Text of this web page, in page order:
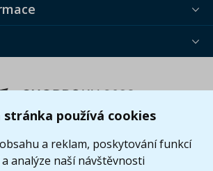
používá cookies
a reklam, poskytování funkcí
analýze naší návštěvnosti